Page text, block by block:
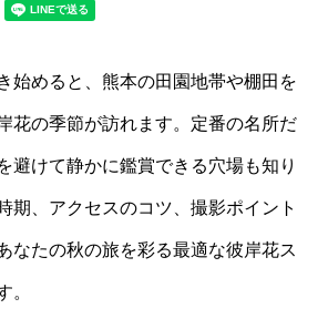
始めると、熊本の田園地帯や棚田を
花の季節が訪れます。定番の名所だ
避けて静かに鑑賞できる穴場も知り
期、アクセスのコツ、撮影ポイント
なたの秋の旅を彩る最適な彼岸花ス
。